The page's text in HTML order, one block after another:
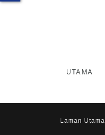
UTAMA
Laman Utama